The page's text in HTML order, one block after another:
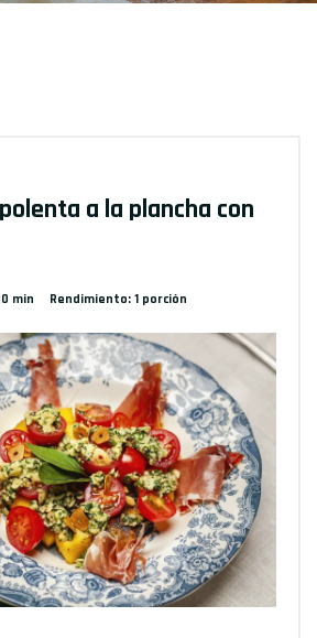
a la plancha con
min Rendimiento: 1 porción